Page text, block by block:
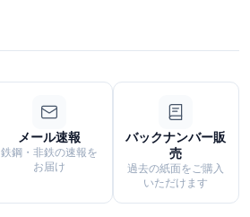
メール速報
鉄鋼・非鉄の速報を
お届け
バックナンバー販
売
過去の紙面をご購入
いただけます